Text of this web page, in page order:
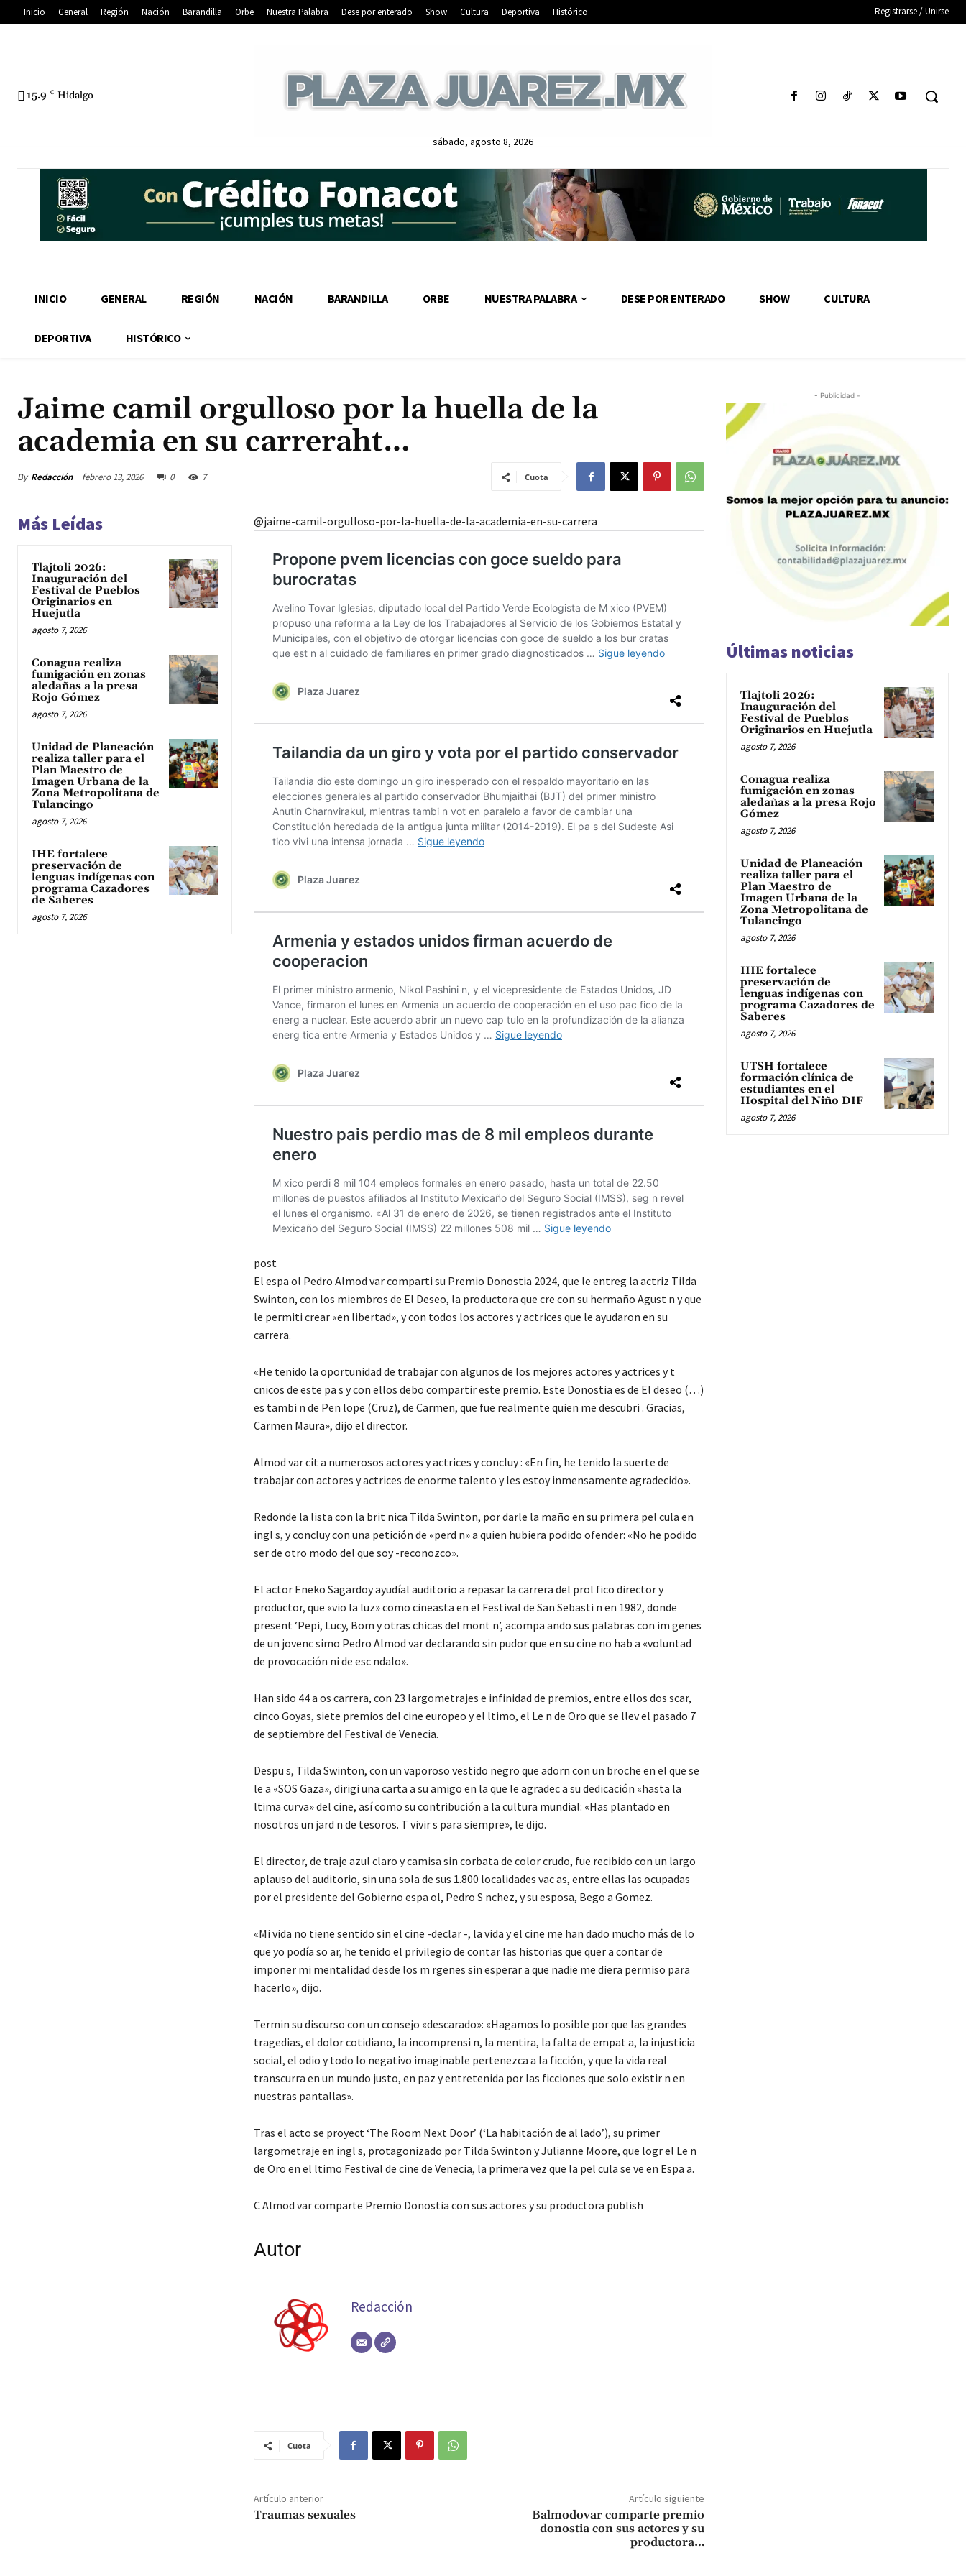
Inicio General Región Nación Barandilla Orbe Nuestra Palabra Dese por enterado Show Cultura Deportiva Histórico Registrarse / Unirse
15.9 C Hidalgo
sábado, agosto 8, 2026
INICIO GENERAL REGIÓN NACIÓN BARANDILLA ORBE NUESTRA PALABRA DESE POR ENTERADO SHOW CULTURA
DEPORTIVA HISTÓRICO
Jaime camil orgulloso por la huella de la
academia en su carreraht…
By Redacción febrero 13, 2026 0 7 Cuota
Más Leídas
Tlajtoli 2026:
Inauguración del
Festival de Pueblos
Originarios en
Huejutla
agosto 7, 2026
Conagua realiza
fumigación en zonas
aledañas a la presa
Rojo Gómez
agosto 7, 2026
Unidad de Planeación
realiza taller para el
Plan Maestro de
Imagen Urbana de la
Zona Metropolitana de
Tulancingo
agosto 7, 2026
IHE fortalece
preservación de
lenguas indígenas con
programa Cazadores
de Saberes
agosto 7, 2026
@jaime-camil-orgulloso-por-la-huella-de-la-academia-en-su-carrera
post
El espa ol Pedro Almod var comparti su Premio Donostia 2024, que le entreg la actriz Tilda
Swinton, con los miembros de El Deseo, la productora que cre con su hermaño Agust n y que
le permiti crear «en libertad», y con todos los actores y actrices que le ayudaron en su
carrera.
«He tenido la oportunidad de trabajar con algunos de los mejores actores y actrices y t
cnicos de este pa s y con ellos debo compartir este premio. Este Donostia es de El deseo (…)
es tambi n de Pen lope (Cruz), de Carmen, que fue realmente quien me descubri . Gracias,
Carmen Maura», dijo el director.
Almod var cit a numerosos actores y actrices y concluy : «En fin, he tenido la suerte de
trabajar con actores y actrices de enorme talento y les estoy inmensamente agradecido».
Redonde la lista con la brit nica Tilda Swinton, por darle la maño en su primera pel cula en
ingl s, y concluy con una petición de «perd n» a quien hubiera podido ofender: «No he podido
ser de otro modo del que soy -reconozco».
El actor Eneko Sagardoy ayudíal auditorio a repasar la carrera del prol fico director y
productor, que «vio la luz» como cineasta en el Festival de San Sebasti n en 1982, donde
present ‘Pepi, Lucy, Bom y otras chicas del mont n’, acompa ando sus palabras con im genes
de un jovenc simo Pedro Almod var declarando sin pudor que en su cine no hab a «voluntad
de provocación ni de esc ndalo».
Han sido 44 a os carrera, con 23 largometrajes e infinidad de premios, entre ellos dos scar,
cinco Goyas, siete premios del cine europeo y el ltimo, el Le n de Oro que se llev el pasado 7
de septiembre del Festival de Venecia.
Despu s, Tilda Swinton, con un vaporoso vestido negro que adorn con un broche en el que se
le a «SOS Gaza», dirigi una carta a su amigo en la que le agradec a su dedicación «hasta la
ltima curva» del cine, así como su contribución a la cultura mundial: «Has plantado en
nosotros un jard n de tesoros. T vivir s para siempre», le dijo.
El director, de traje azul claro y camisa sin corbata de color crudo, fue recibido con un largo
aplauso del auditorio, sin una sola de sus 1.800 localidades vac as, entre ellas las ocupadas
por el presidente del Gobierno espa ol, Pedro S nchez, y su esposa, Bego a Gomez.
«Mi vida no tiene sentido sin el cine -declar -, la vida y el cine me han dado mucho más de lo
que yo podía so ar, he tenido el privilegio de contar las historias que quer a contar de
imponer mi mentalidad desde los m rgenes sin esperar a que nadie me diera permiso para
hacerlo», dijo.
Termin su discurso con un consejo «descarado»: «Hagamos lo posible por que las grandes
tragedias, el dolor cotidiano, la incomprensi n, la mentira, la falta de empat a, la injusticia
social, el odio y todo lo negativo imaginable pertenezca a la ficción, y que la vida real
transcurra en un mundo justo, en paz y entretenida por las ficciones que solo existir n en
nuestras pantallas».
Tras el acto se proyect ‘The Room Next Door’ (‘La habitación de al lado’), su primer
largometraje en ingl s, protagonizado por Tilda Swinton y Julianne Moore, que logr el Le n
de Oro en el ltimo Festival de cine de Venecia, la primera vez que la pel cula se ve en Espa a.
C Almod var comparte Premio Donostia con sus actores y su productora publish
Autor
Redacción
Cuota
Artículo anterior
Traumas sexuales
Artículo siguiente
Balmodovar comparte premio
donostia con sus actores y su
productora…
- Publicidad -
Últimas noticias
Tlajtoli 2026:
Inauguración del
Festival de Pueblos
Originarios en Huejutla
agosto 7, 2026
Conagua realiza
fumigación en zonas
aledañas a la presa Rojo
Gómez
agosto 7, 2026
Unidad de Planeación
realiza taller para el
Plan Maestro de
Imagen Urbana de la
Zona Metropolitana de
Tulancingo
agosto 7, 2026
IHE fortalece
preservación de
lenguas indígenas con
programa Cazadores de
Saberes
agosto 7, 2026
UTSH fortalece
formación clínica de
estudiantes en el
Hospital del Niño DIF
agosto 7, 2026